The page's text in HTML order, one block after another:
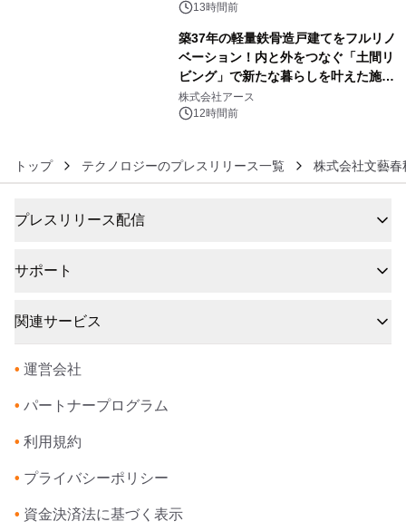
13時間前
築37年の軽量鉄骨造戸建てをフルリノ
ベーション！内と外をつなぐ「土間リ
ビング」で新たな暮らしを叶えた施工
事例を株式会社アースが公開
株式会社アース
12時間前
トップ テクノロジーのプレスリリース一覧 株式会社文藝春
プレスリリース配信
サポート
関連サービス
• 運営会社
• パートナープログラム
• 利用規約
• プライバシーポリシー
• 資金決済法に基づく表示